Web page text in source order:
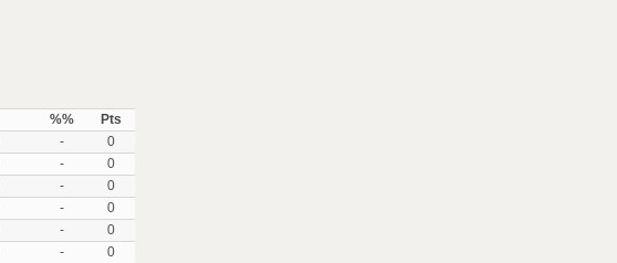
%%
Pts
-
0
-
0
-
0
-
0
-
0
-
0